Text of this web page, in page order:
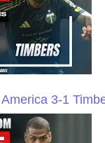
3-1